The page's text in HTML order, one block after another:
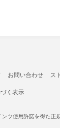
お問い合わせ ス
く表示
ツ使用許諾を得た正